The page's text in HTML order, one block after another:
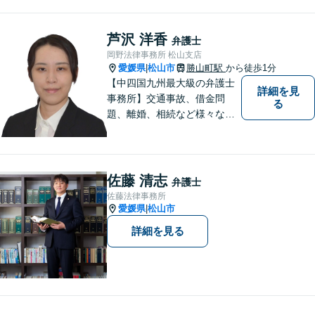
い！
芦沢 洋香 弁護士
岡野法律事務所 松山支店
愛媛県|松山市 勝山町駅 から徒歩1分
【中四国九州最大級の弁護士
事務所】交通事故、借金問
題、離婚、相続など様々な問
い！
詳細を見
る
佐藤 清志 弁護士
佐藤法律事務所
愛媛県|松山市
詳細を見る